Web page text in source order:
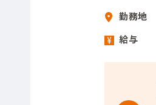
勤務地
給与